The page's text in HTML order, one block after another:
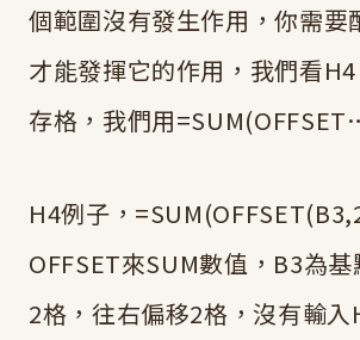
個範圍沒有發生作用，你需要
才能發揮它的作用，我們看
存格，我們用
H4例子，
OFFSET來SUM數值，B3為
2格，往右偏移2格，沒有輸入